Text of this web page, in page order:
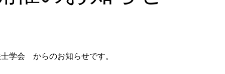
学会 からのお知らせです。